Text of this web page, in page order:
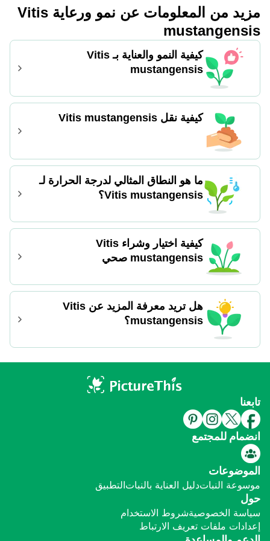
مجموعات من الأوراق وتُغيَّط بهرمون
التجذير قبل زراعتها في وسط تصريف جيد.
يُساعد الحفاظ على الرطوبة المستمرة
للتربة وإمداد الضوء غير المباشر في تشجيع
تطوير الجذور، مما يضمن نجاح نمو نباتات
مزيد من المعلومات عن نمو ورعاية Vitis
mustangensis
كيفية النمو والعناية بـ Vitis
mustangensis
كيفية نقل Vitis mustangensis
ما هو النطاق المثالي لدرجة الحرارة لـ
Vitis mustangensis؟
كيفية اختيار وشراء Vitis
mustangensis صحي
هل تريد معرفة المزيد عن Vitis
mustangensis؟
تابعنا
انضمام للمجتمع
الموضوعات
موسوعة النباتدليل العناية بالنباتالتطبيق
حول
سياسة الخصوصيةشروط الاستخدام
إعدادات ملفات تعريف الارتباط